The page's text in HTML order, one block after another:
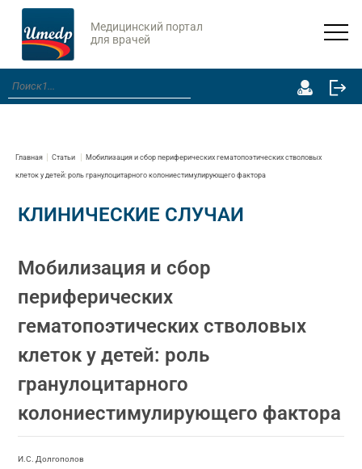
Медицинский портал
для врачей
Главная Статьи Мобилизация и сбор периферических гематопоэтических стволовых
клеток у детей: роль гранулоцитарного колониестимулирующего фактора
КЛИНИЧЕСКИЕ СЛУЧАИ
Мобилизация и сбор
периферических
гематопоэтических стволовых
клеток у детей: роль
гранулоцитарного
колониестимулирующего фактора
И.С. Долгополов